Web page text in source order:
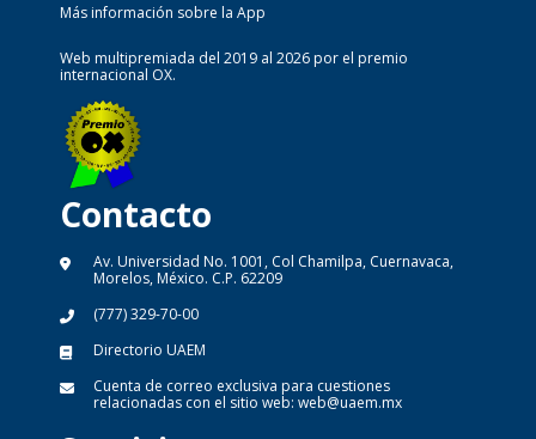
Más información sobre la App
Web multipremiada del 2019 al 2026 por el premio
internacional OX.
Contacto
Av. Universidad No. 1001, Col Chamilpa, Cuernavaca,
Morelos, México. C.P. 62209
(777) 329-70-00
Directorio UAEM
Cuenta de correo exclusiva para cuestiones
relacionadas con el sitio web: web@uaem.mx